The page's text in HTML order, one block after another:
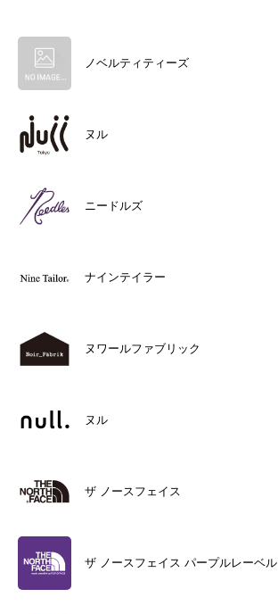
ノベルティティーズ
ヌル
ニードルズ
ナインテイラー
ヌワールファブリック
ヌル
ザ ノースフェイス
ザ ノースフェイス パープルレーベル